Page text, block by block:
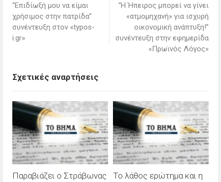
“Επιδίωξή μου να είμαι
χρήσιμος στην πατρίδα”
συνέντευξη στον «typos-
i.gr»
“Η Ήπειρος μπορεί να γίνει
«ατμομηχανή» για ισχυρή
οικονομική ανάπτυξη!”
συνέντευξη στην εφημερίδα
«Πρωϊνός Λόγος»
Σχετικές αναρτήσεις
Παραβιάζει ο Στράβωνας
Το λάθος ερώτημα και η